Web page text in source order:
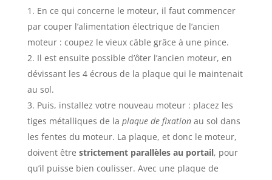
En ce qui concerne le moteur, il faut commencer
par couper l’alimentation électrique de l’ancien
moteur : coupez le vieux câble grâce à une pince.
Il est ensuite possible d’ôter l’ancien moteur, en
dévissant les 4 écrous de la plaque qui le maintenait
au sol.
Puis, installez votre nouveau moteur : placez les
tiges métalliques de la plaque de fixationau sol dans
les fentes du moteur. La plaque, et donc le moteur,
doivent être strictement parallèles au portail, pour
qu’il puisse bien coulisser. Avec une plaque de